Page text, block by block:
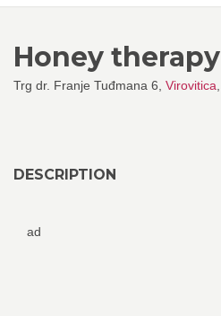
Honey therapy
Trg dr. Franje Tuđmana 6, Virovitica
DESCRIPTION
ad